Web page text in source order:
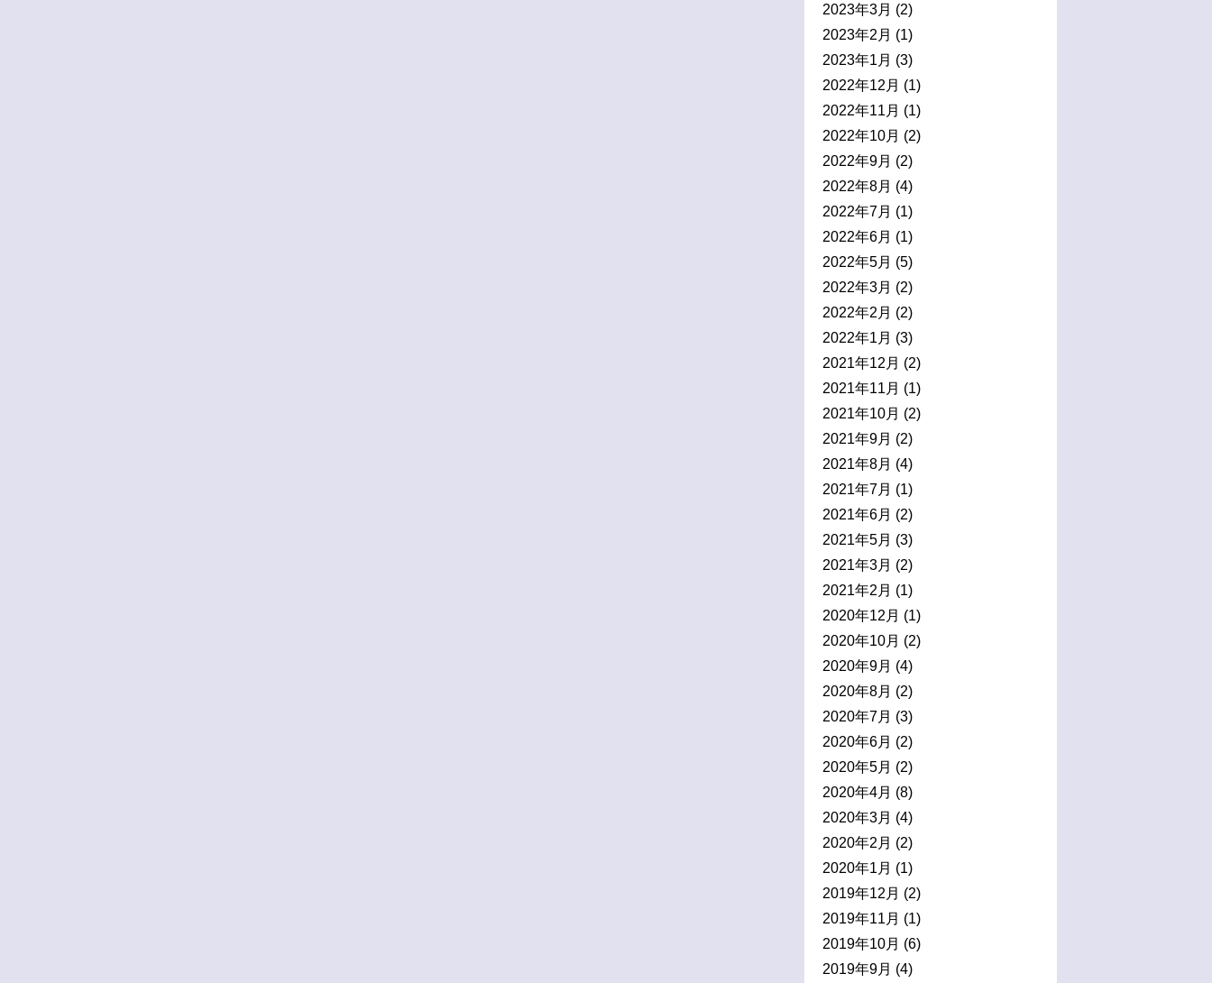
2023年3月 (2)
2023年2月 (1)
2023年1月 (3)
2022年12月 (1)
2022年11月 (1)
2022年10月 (2)
2022年9月 (2)
2022年8月 (4)
2022年7月 (1)
2022年6月 (1)
2022年5月 (5)
2022年3月 (2)
2022年2月 (2)
2022年1月 (3)
2021年12月 (2)
2021年11月 (1)
2021年10月 (2)
2021年9月 (2)
2021年8月 (4)
2021年7月 (1)
2021年6月 (2)
2021年5月 (3)
2021年3月 (2)
2021年2月 (1)
2020年12月 (1)
2020年10月 (2)
2020年9月 (4)
2020年8月 (2)
2020年7月 (3)
2020年6月 (2)
2020年5月 (2)
2020年4月 (8)
2020年3月 (4)
2020年2月 (2)
2020年1月 (1)
2019年12月 (2)
2019年11月 (1)
2019年10月 (6)
2019年9月 (4)